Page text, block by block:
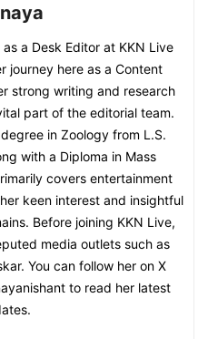
a Desk Editor at KKN Live
journey here as a Content
strong writing and research
part of the editorial team.
in Zoology from L.S.
with a Diploma in Mass
covers entertainment
keen interest and insightful
Before joining KKN Live,
media outlets such as
You can follow her on X
to read her latest